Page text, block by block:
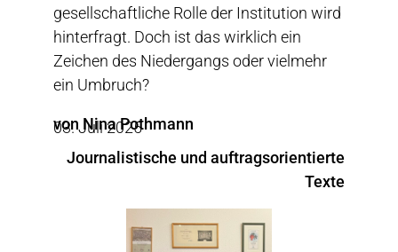
gesellschaftliche Rolle der Institution wird
hinterfragt. Doch ist das wirklich ein
Zeichen des Niedergangs oder vielmehr
ein Umbruch?
von Nina Pothmann
03. Juli 2025
Journalistische und auftragsorientierte
Texte